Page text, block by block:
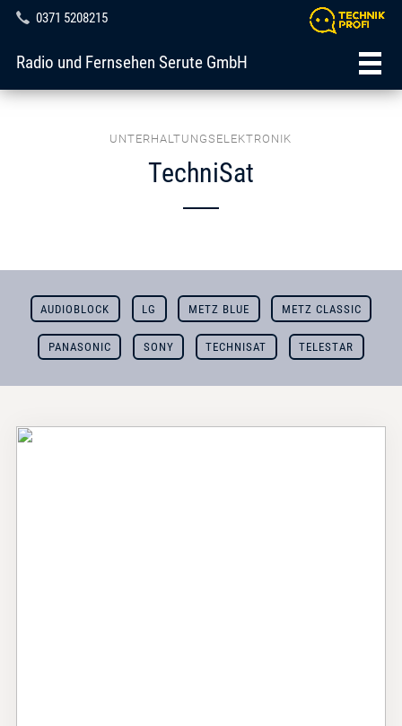
0371 5208215
Radio und Fernsehen Serute GmbH
UNTERHALTUNGSELEKTRONIK
TechniSat
AUDIOBLOCK LG METZ BLUE METZ CLASSIC
PANASONIC SONY TECHNISAT TELESTAR